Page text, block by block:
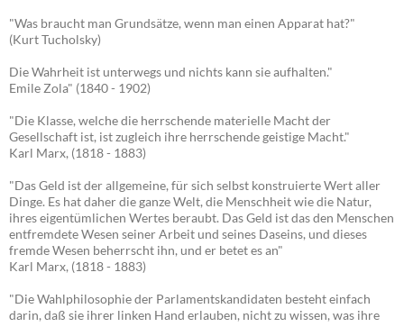
"Was braucht man Grundsätze, wenn man einen Apparat hat?"
(Kurt Tucholsky)
Die Wahrheit ist unterwegs und nichts kann sie aufhalten."
Emile Zola" (1840 - 1902)
"Die Klasse, welche die herrschende materielle Macht der
Gesellschaft ist, ist zugleich ihre herrschende geistige Macht."
Karl Marx, (1818 - 1883)
"Das Geld ist der allgemeine, für sich selbst konstruierte Wert aller
Dinge. Es hat daher die ganze Welt, die Menschheit wie die Natur,
ihres eigentümlichen Wertes beraubt. Das Geld ist das den Menschen
entfremdete Wesen seiner Arbeit und seines Daseins, und dieses
fremde Wesen beherrscht ihn, und er betet es an"
Karl Marx, (1818 - 1883)
"Die Wahlphilosophie der Parlamentskandidaten besteht einfach
darin, daß sie ihrer linken Hand erlauben, nicht zu wissen, was ihre